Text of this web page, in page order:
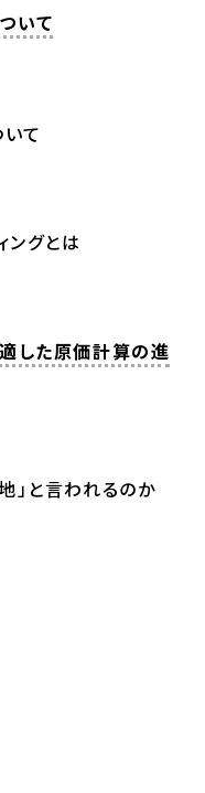
いて
て
ングとは
した原価計算の進
」と言われるのか